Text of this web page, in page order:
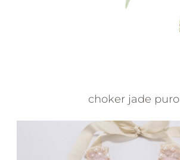
choker jade puro